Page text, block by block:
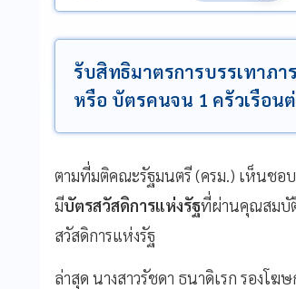
รับสิทธิมาตรการบรรเทาภ
หรือ บัตรคนจน 1 ครัวเรือน
ตามที่มติคณะรัฐมนตรี (ครม.) เห็นชอบ
มีบัตรสวัสดิการแห่งรัฐที่ผ่านคุณสมบัติ
สวัสดิการแห่งรัฐ
ล่าสุด นางสาวรัชดา ธนาดิเรก รองโ